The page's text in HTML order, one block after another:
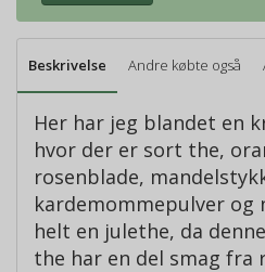
Beskrivelse Andre købte også
Her har jeg blandet en
hvor der er sort the,
rosenblade,
kardemommepulver og
helt en julethe, da
the har en del smag fra